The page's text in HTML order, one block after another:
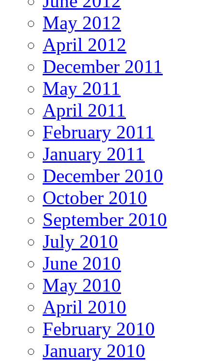
May 2012
April 2012
December 2011
May 2011
April 2011
February 2011
January 2011
December 2010
October 2010
September 2010
July 2010
June 2010
May 2010
April 2010
February 2010
January 2010